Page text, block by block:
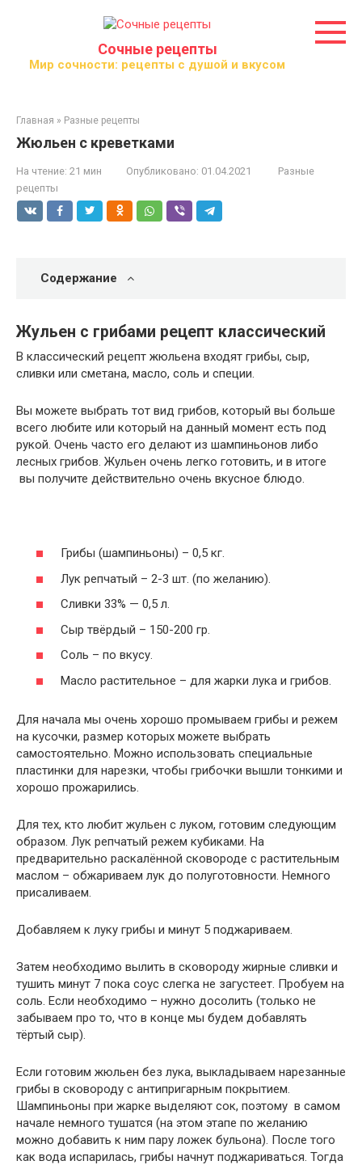
Сочные рецепты
Мир сочности: рецепты с душой и вкусом
Главная » Разные рецепты
Жюльен с креветками
На чтение: 21 мин Опубликовано: 01.04.2021
Разные
рецепты
Содержание
Жульен с грибами рецепт классический
В классический рецепт жюльена входят грибы, сыр,
сливки или сметана, масло, соль и специи.
Вы можете выбрать тот вид грибов, который вы больше
всего любите или который на данный момент есть под
рукой. Очень часто его делают из шампиньонов либо
лесных грибов. Жульен очень легко готовить, и в итоге
вы получите действительно очень вкусное блюдо.
Грибы (шампиньоны) – 0,5 кг.
Лук репчатый – 2-3 шт. (по желанию).
Сливки 33% — 0,5 л.
Сыр твёрдый – 150-200 гр.
Соль – по вкусу.
Масло растительное – для жарки лука и грибов.
Для начала мы очень хорошо промываем грибы и режем
на кусочки, размер которых можете выбрать
самостоятельно. Можно использовать специальные
пластинки для нарезки, чтобы грибочки вышли тонкими и
хорошо прожарились.
Для тех, кто любит жульен с луком, готовим следующим
образом. Лук репчатый режем кубиками. На
предварительно раскалённой сковороде с растительным
маслом – обжариваем лук до полуготовности. Немного
присаливаем.
Добавляем к луку грибы и минут 5 поджариваем.
Затем необходимо вылить в сковороду жирные сливки и
тушить минут 7 пока соус слегка не загустеет. Пробуем на
соль. Если необходимо – нужно досолить (только не
забываем про то, что в конце мы будем добавлять
тёртый сыр).
Если готовим жюльен без лука, выкладываем нарезанные
грибы в сковороду с антипригарным покрытием.
Шампиньоны при жарке выделяют сок, поэтому в самом
начале немного тушатся (на этом этапе по желанию
можно добавить к ним пару ложек бульона). После того
как вода испарилась, грибы начнут поджариваться. Тогда